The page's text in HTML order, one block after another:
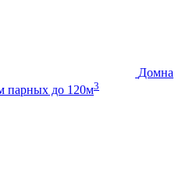
Домна
парных до 120м3